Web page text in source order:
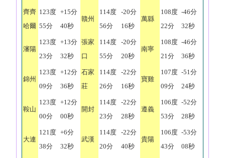
齊齊
哈爾
123度
55分
+15分
40秒
贛州
114度
56分
-20分
16秒
萬縣
108度
22分
-46分
32秒
瀋陽
123度
23分
+13分
32秒
張家
口
114度
55分
-20分
20秒
南寧
108度
21分
-46分
36秒
錦州
123度
09分
+12分
36秒
石家
莊
114度
26分
-22分
16秒
寶雞
107度
09分
-51分
24秒
鞍山
123度
00分
+12分
00秒
開封
114度
23分
-22分
28秒
遵義
106度
53分
-52分
28秒
大連
121度
38分
+6分
32秒
武漢
114度
20分
-22分
40秒
貴陽
106度
43分
-53分
08秒